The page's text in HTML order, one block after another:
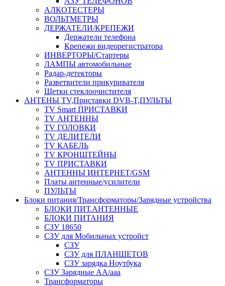
АЛКОТЕСТЕРЫ
ВОЛЬТМЕТРЫ
ДЕРЖАТЕЛИ/КРЕПЕЖИ
Держатели телефона
Крепежи видеорегистратора
ИНВЕРТОРЫ/Стартеры
ЛАМПЫ автомобильные
Радар-детекторы
Разветвители прикуривателя
Щетки стеклоочистителя
АНТЕНЫ ТV,Приставки DVB-T,ПУЛЬТЫ
TV Smart ПРИСТАВКИ
TV АНТЕННЫ
TV ГОЛОВКИ
TV ДЕЛИТЕЛИ
TV КАБЕЛЬ
TV КРОНШТЕЙНЫ
TV ПРИСТАВКИ
АНТЕННЫ ИНТЕРНЕТ/GSM
Платы антенные/усилители
ПУЛЬТЫ
Блоки питания/Трансформаторы/Зарядные устройства
БЛОКИ ПИТ.АНТЕННЫЕ
БЛОКИ ПИТАНИЯ
СЗУ 18650
СЗУ для Мобильных устройст
СЗУ
СЗУ для ПЛАНШЕТОВ
СЗУ зарядка Ноутбука
СЗУ Зарядные АА/ааа
Трансформаторы